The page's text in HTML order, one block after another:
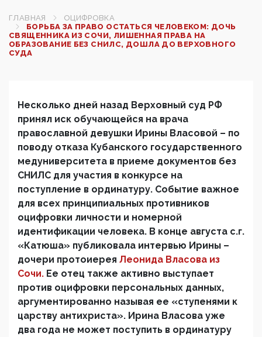
ГЛАВНАЯ
ОЦИФРОВКА
БОРЬБА ЗА ПРАВО ОСТАТЬСЯ ЧЕЛОВЕКОМ: ДОЧЬ
СВЯЩЕННИКА ИЗ СОЧИ, ЛИШЕННАЯ ПРАВА НА
ОБРАЗОВАНИЕ БЕЗ СНИЛС, ДОШЛА ДО ВЕРХОВНОГО
СУДА
Несколько дней назад Верховный суд РФ
принял иск обучающейся на врача
православной девушки Ирины Власовой – по
поводу отказа Кубанского государственного
медуниверситета в приеме документов без
СНИЛС для участия в конкурсе на
поступление в ординатуру. Событие важное
для всех принципиальных противников
оцифровки личности и номерной
идентификации человека. В конце августа с.г.
«Катюша» публиковала интервью Ирины –
дочери протоиерея Леонида Власова из
Сочи. Ее отец также активно выступает
против оцифровки персональных данных,
аргументированно называя ее «ступенями к
царству антихриста». Ирина Власова уже
два года не может поступить в ординатуру